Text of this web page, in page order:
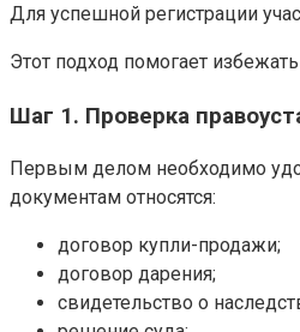
Для успешной регистрации
Этот подход помогает
Шаг 1. Проверка
Первым делом необходимо
документам относятся:
договор купли-продажи;
договор дарения;
свидетельство о